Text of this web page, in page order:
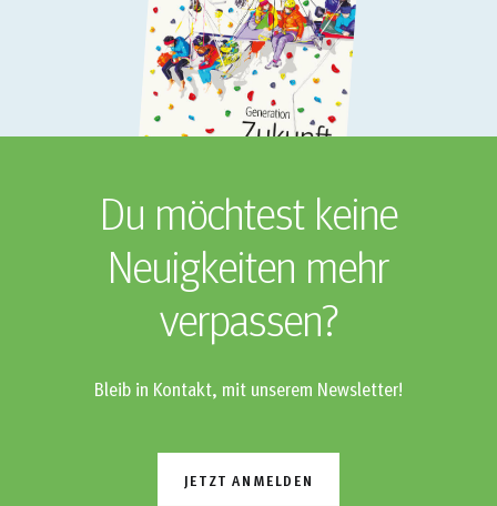
Du möchtest keine
Neuigkeiten mehr
verpassen?
Bleib in Kontakt, mit unserem Newsletter!
JETZT ANMELDEN